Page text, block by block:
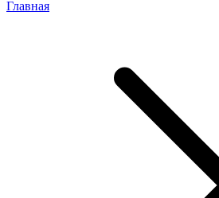
Главная